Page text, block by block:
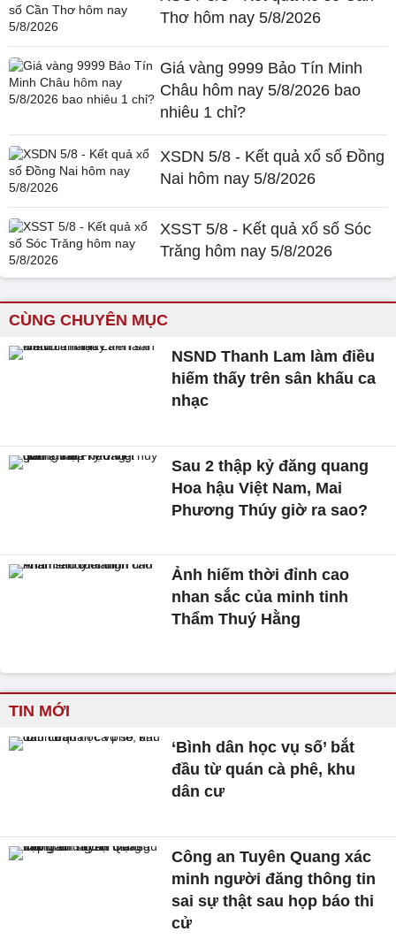
Thơ hôm nay 5/8/2026
Giá vàng 9999 Bảo Tín Minh
Châu hôm nay 5/8/2026 bao
nhiêu 1 chỉ?
XSDN 5/8 - Kết quả xổ số Đồng
Nai hôm nay 5/8/2026
XSST 5/8 - Kết quả xổ số Sóc
Trăng hôm nay 5/8/2026
CÙNG CHUYÊN MỤC
NSND Thanh Lam làm điều
hiếm thấy trên sân khấu ca
nhạc
Sau 2 thập kỷ đăng quang
Hoa hậu Việt Nam, Mai
Phương Thúy giờ ra sao?
Ảnh hiếm thời đỉnh cao
nhan sắc của minh tinh
Thẩm Thuý Hằng
TIN MỚI
‘Bình dân học vụ số’ bắt
đầu từ quán cà phê, khu
dân cư
Công an Tuyên Quang xác
minh người đăng thông tin
sai sự thật sau họp báo thi
cử